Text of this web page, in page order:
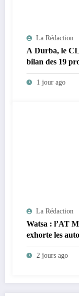
La Rédaction
A Durba, le
bilan des 19
cahier de
prépare le
1 jour ago
La Rédaction
Watsa : l’AT
exhorte les
recensement
population en
2 jours ago